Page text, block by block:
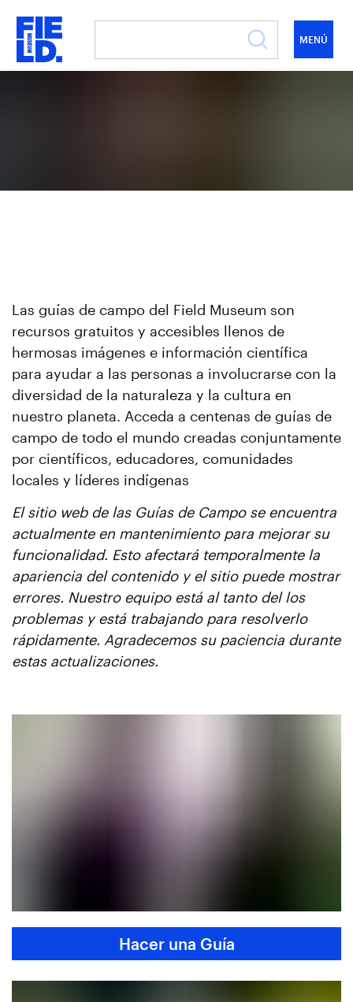
MENÚ
Las guías de campo del Field Museum son
recursos gratuitos y accesibles llenos de
hermosas imágenes e información científica
para ayudar a las personas a involucrarse con la
diversidad de la naturaleza y la cultura en
nuestro planeta. Acceda a centenas de guías de
campo de todo el mundo creadas conjuntamente
por científicos, educadores, comunidades
locales y líderes indígenas
El sitio web de las Guías de Campo se encuentra
actualmente en mantenimiento para mejorar su
funcionalidad. Esto afectará temporalmente la
apariencia del contenido y el sitio puede mostrar
errores. Nuestro equipo está al tanto del los
problemas y está trabajando para resolverlo
rápidamente. Agradecemos su paciencia durante
estas actualizaciones.
Hacer una Guía
SUBCATEGORÍA